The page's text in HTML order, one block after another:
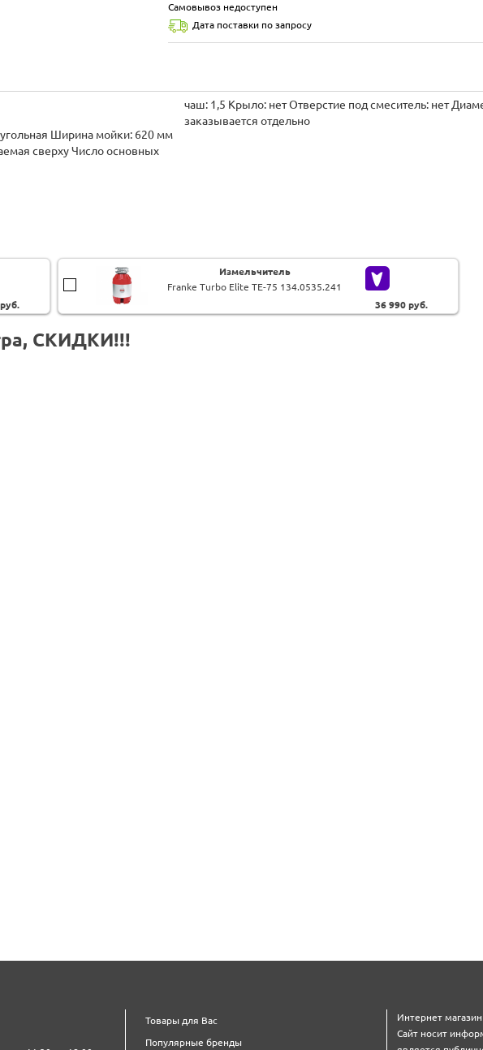
Самовывоз недоступен
Дата поставки по запросу
чаш: 1,5 Крыло: нет Отверстие под смеситель: нет
заказывается отдельно
Измельчитель
Franke Turbo Elite TE-75 134.0535.241
36 990 руб.
СКИДКИ!!!
Товары для Вас
Популярные бренды
Интернет
Сайт носит